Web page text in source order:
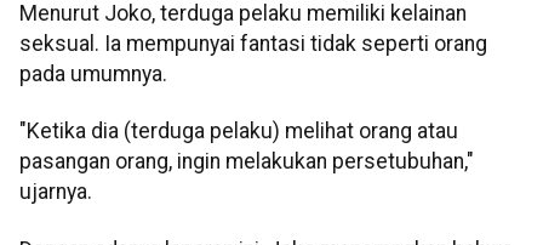
Menurut Joko, terduga pelaku memiliki kelainan
seksual. Ia mempunyai fantasi tidak seperti orang
pada umumnya.
"Ketika dia (terduga pelaku) melihat orang atau
pasangan orang, ingin melakukan persetubuhan,"
ujarnya.